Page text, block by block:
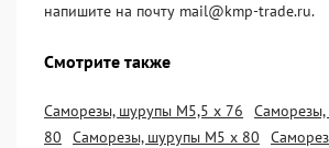
напишите на почту mail@kmp-trade.ru.
Смотрите также
Саморезы, шурупы М5,5 х 76
80
Саморезы, шурупы М5 х 80